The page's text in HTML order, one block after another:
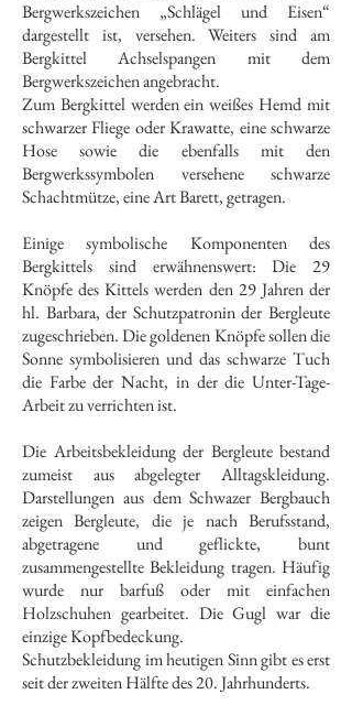
Bergwerkszeichen „Schlägel und Eisen“
dargestellt ist, versehen. Weiters sind am
Bergkittel Achselspangen mit dem
Bergwerkszeichen angebracht.
Zum Bergkittel werden ein weißes Hemd mit
schwarzer Fliege oder Krawatte, eine schwarze
Hose sowie die ebenfalls mit den
Bergwerkssymbolen versehene schwarze
Schachtmütze, eine Art Barett, getragen.
Einige symbolische Komponenten des
Bergkittels sind erwähnenswert: Die 29
Knöpfe des Kittels werden den 29 Jahren der
hl. Barbara, der Schutzpatronin der Bergleute
zugeschrieben. Die goldenen Knöpfe sollen die
Sonne symbolisieren und das schwarze Tuch
die Farbe der Nacht, in der die Unter-Tage-
Arbeit zu verrichten ist.
Die Arbeitsbekleidung der Bergleute bestand
zumeist aus abgelegter Alltagskleidung.
Darstellungen aus dem Schwazer Bergbauch
zeigen Bergleute, die je nach Berufsstand,
abgetragene und geflickte, bunt
zusammengestellte Bekleidung tragen. Häufig
wurde nur barfuß oder mit einfachen
Holzschuhen gearbeitet. Die Gugl war die
einzige Kopfbedeckung.
Schutzbekleidung im heutigen Sinn gibt es erst
seit der zweiten Hälfte des 20. Jahrhunderts.